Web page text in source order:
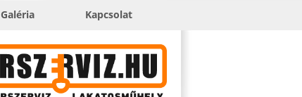
Galéria Kapcsolat